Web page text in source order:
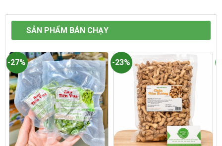
SẢN PHẨM BÁN CHẠY
-27% -23%